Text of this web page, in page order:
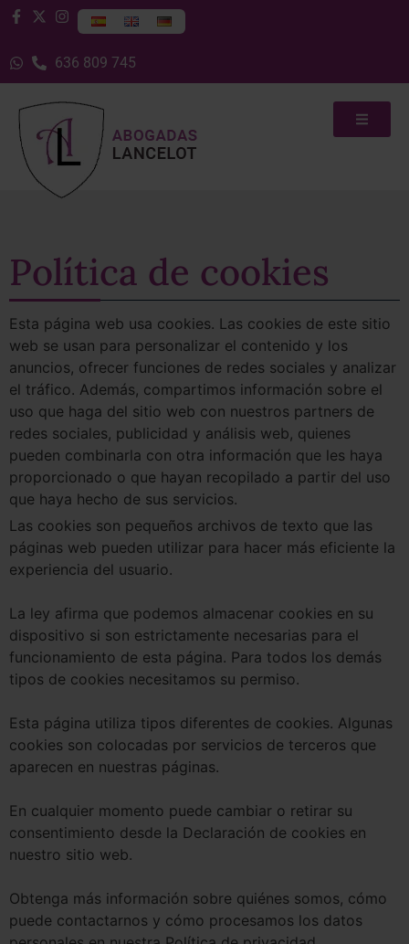
636 809 745
Política de cookies
Esta página web usa cookies. Las cookies de este sitio
web se usan para personalizar el contenido y los
anuncios, ofrecer funciones de redes sociales y analizar
el tráfico. Además, compartimos información sobre el
uso que haga del sitio web con nuestros partners de
redes sociales, publicidad y análisis web, quienes
pueden combinarla con otra información que les haya
proporcionado o que hayan recopilado a partir del uso
que haya hecho de sus servicios.
Las cookies son pequeños archivos de texto que las
páginas web pueden utilizar para hacer más eficiente la
experiencia del usuario.
La ley afirma que podemos almacenar cookies en su
dispositivo si son estrictamente necesarias para el
funcionamiento de esta página. Para todos los demás
tipos de cookies necesitamos su permiso.
Esta página utiliza tipos diferentes de cookies. Algunas
cookies son colocadas por servicios de terceros que
aparecen en nuestras páginas.
En cualquier momento puede cambiar o retirar su
consentimiento desde la Declaración de cookies en
nuestro sitio web.
Obtenga más información sobre quiénes somos, cómo
puede contactarnos y cómo procesamos los datos